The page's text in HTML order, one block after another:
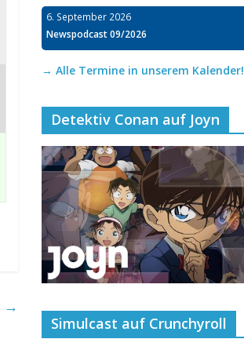
→
6. September 2026
Newspodcast 09/2026
→ Alle Termine in unserem Kalender!
Detektiv Conan auf Joyn
Simulcast auf Crunchyroll